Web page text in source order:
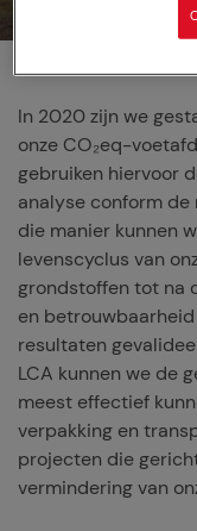
In 2020 zijn we
onze CO₂eq-
gebruiken hiervoor
analyse conform de
die manier kunnen
levenscyclus van
grondstoffen tot na
en
resultaten
LCA kunnen we de
meest effectief
verpakking en
projecten die
vermindering van